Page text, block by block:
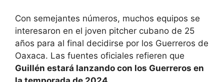
Con semejantes números, muchos equipos se
interesaron en el joven pitcher cubano de 25
años para al final decidirse por los Guerreros de
Oaxaca. Las fuentes oficiales refieren que
Guillén estará lanzando con los Guerreros en